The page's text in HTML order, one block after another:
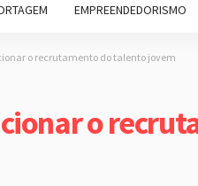
EMPREENDEDORISMO
o recrutamento do talento jovem
o